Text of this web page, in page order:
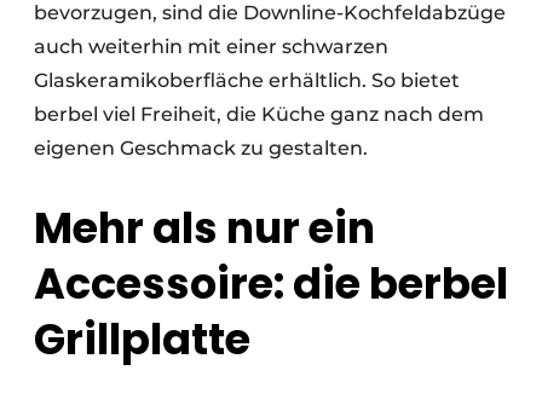
bevorzugen, sind die Downline-Kochfeldabzüge
auch weiterhin mit einer schwarzen
Glaskeramikoberfläche erhältlich. So bietet
berbel viel Freiheit, die Küche ganz nach dem
eigenen Geschmack zu gestalten.
Mehr als nur ein
Accessoire: die berbel
Grillplatte